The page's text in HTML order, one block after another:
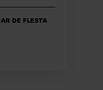
de flesta